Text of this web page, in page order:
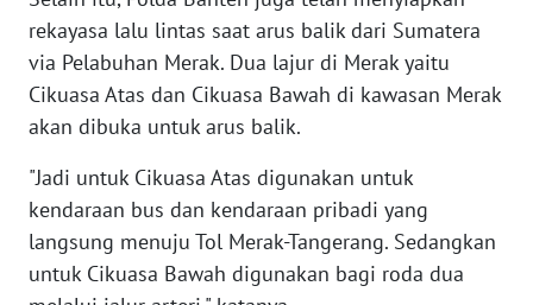
rekayasa lalu lintas saat arus balik dari Sumatera
via Pelabuhan Merak. Dua lajur di Merak yaitu
Cikuasa Atas dan Cikuasa Bawah di kawasan Merak
akan dibuka untuk arus balik.
"Jadi untuk Cikuasa Atas digunakan untuk
kendaraan bus dan kendaraan pribadi yang
langsung menuju Tol Merak-Tangerang. Sedangkan
untuk Cikuasa Bawah digunakan bagi roda dua
WN
SULTRA
WN
NTB
WN
SULTENG
WN
SULBAR